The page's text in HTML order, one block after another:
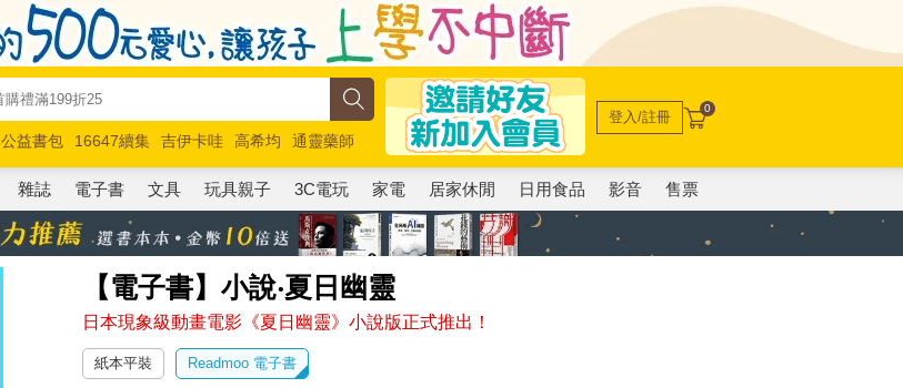
公益書包 16647續集 吉伊卡哇 高希均
通靈藥師
馬斯克 玩具總動員5 超慢跑
登入/註冊 0
雜誌 電子書 文具 玩具親子 3C電玩 家電 居家休閒 日用食品 影音 售票
【電子書】小說‧夏日幽靈
日本現象級動畫電影《夏日幽靈》小說版正式推出！
紙本平裝 Readmoo 電子書